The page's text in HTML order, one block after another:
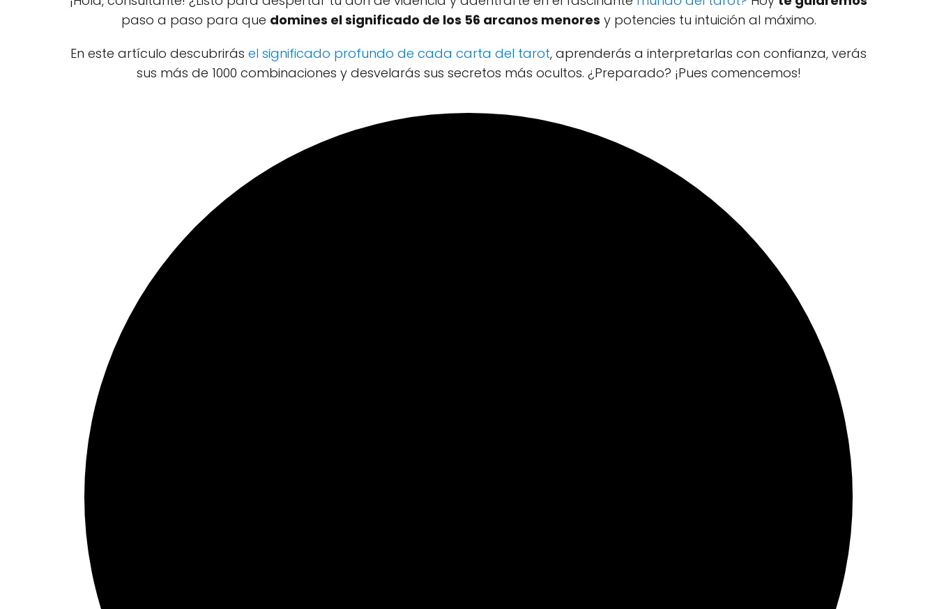
paso a paso para que domines el significado de los 56 arcanos menores y potencies tu intuición al máximo.
En este artículo descubrirás el significado profundo de cada carta del tarot, aprenderás a interpretarlas con confianza, verás
sus más de 1000 combinaciones y desvelarás sus secretos más ocultos. ¿Preparado? ¡Pues comencemos!